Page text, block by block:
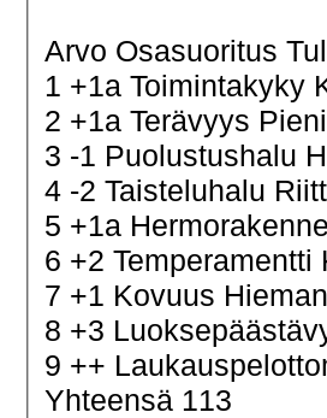
Arvo Osasuoritus
1 +1a Toimintakyky
2 +1a Terävyys
3 -1 Puolustushalu
4 -2 Taisteluhalu
5 +1a
6 +2
7 +1 Kovuus
8 +3
9 ++
Yhteensä 113